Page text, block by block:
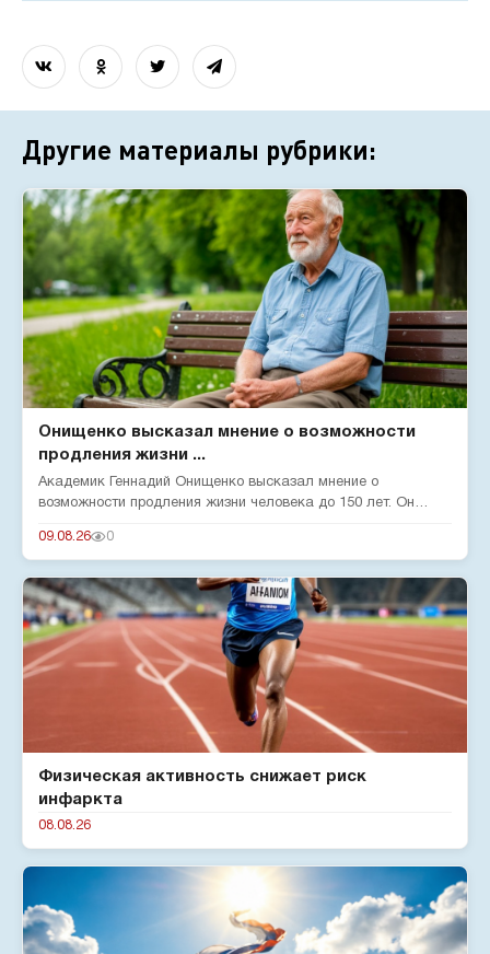
Другие материалы рубрики:
Онищенко высказал мнение о возможности
продления жизни ...
Академик Геннадий Онищенко высказал мнение о
возможности продления жизни человека до 150 лет. Он
09.08.26 0
Физическая активность снижает риск
инфаркта
08.08.26